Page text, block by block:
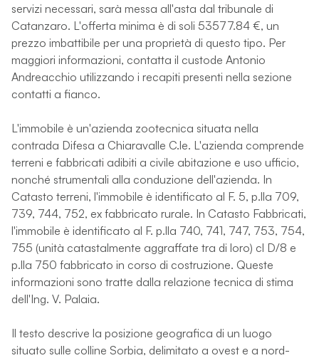
servizi necessari, sarà messa all'asta dal tribunale di
Catanzaro. L'offerta minima è di soli 53577.84 €, un
prezzo imbattibile per una proprietà di questo tipo. Per
maggiori informazioni, contatta il custode Antonio
Andreacchio utilizzando i recapiti presenti nella sezione
contatti a fianco.
L'immobile è un'azienda zootecnica situata nella
contrada Difesa a Chiaravalle C.le. L'azienda comprende
terreni e fabbricati adibiti a civile abitazione e uso ufficio,
nonché strumentali alla conduzione dell'azienda. In
Catasto terreni, l'immobile è identificato al F. 5, p.lla 709,
739, 744, 752, ex fabbricato rurale. In Catasto Fabbricati,
l'immobile è identificato al F. p.lla 740, 741, 747, 753, 754,
755 (unità catastalmente aggraffate tra di loro) cl D/8 e
p.lla 750 fabbricato in corso di costruzione. Queste
informazioni sono tratte dalla relazione tecnica di stima
dell'Ing. V. Palaia.
Il testo descrive la posizione geografica di un luogo
situato sulle colline Sorbia, delimitato a ovest e a nord-